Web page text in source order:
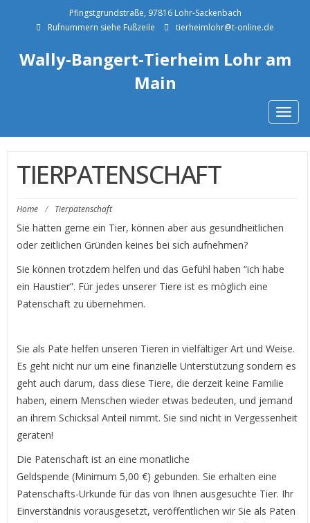
Pfingstgrundstraße, 97816 Lohr-Sackenbach
Rufnummern siehe Fußzeile
tierheimlohr@t-online.de
Wally-Bangert-Tierheim Lohr am
Main
TIERPATENSCHAFT
Home / Tierpatenschaft
Sie hätten gerne ein Tier, können aber aus gesundheitlichen
oder zeitlichen Gründen keines bei sich aufnehmen?
Sie können trotzdem helfen und das Gefühl haben “ich habe
ein Haustier”. Für jedes unserer Tiere ist es möglich eine
Patenschaft zu übernehmen.
Sie als Pate helfen unseren Tieren in vielfältiger Art und Weise.
Es geht nicht nur um eine finanzielle Unterstützung sondern es
geht auch darum, dass diese Tiere, die derzeit keine Familie
haben, einem Menschen wieder etwas bedeuten, und jemand
an ihrem Schicksal Anteil nimmt. Sie sind nicht in Vergessenheit
geraten!
Die Patenschaft ist an eine monatliche
Geldspende (Minimum 5,00 €) gebunden. Sie erhalten eine
Patenschafts-Urkunde für das von Ihnen ausgesuchte Tier. Ihr
Einverständnis vorausgesetzt, veröffentlichen wir Sie als Paten